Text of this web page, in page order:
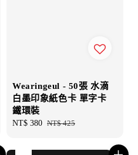
Wearingeul - 50張 水滴
白墨印象紙色卡 單字卡
鐵環裝
Sale
NT$ 380 Regular
NT$ 425